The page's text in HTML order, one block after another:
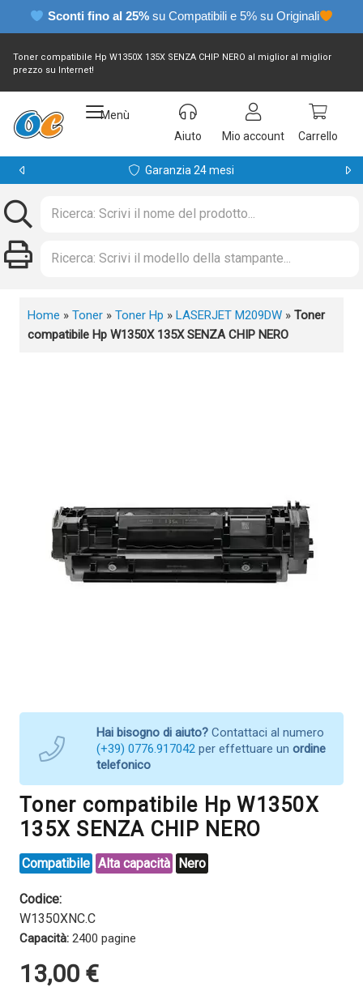
Sconti fino al 25% su Compatibili e 5% su Originali
Toner compatibile Hp W1350X 135X SENZA CHIP NERO al miglior al miglior
prezzo su Internet!
Menù
Aiuto
Mio account Carrello
Garanzia 24 mesi
Home » Toner » Toner Hp » LASERJET M209DW » Toner
compatibile Hp W1350X 135X SENZA CHIP NERO
Hai bisogno di aiuto? Contattaci al numero
(+39) 0776.917042 per effettuare un ordine
telefonico
Toner compatibile Hp W1350X
135X SENZA CHIP NERO
Compatibile Alta capacità Nero
Codice:
W1350XNC.C
Capacità: 2400 pagine
13,00 €